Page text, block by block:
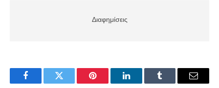
Διαφημίσεις
FacebookTwitter Pinterest LinkedInTumblr Email